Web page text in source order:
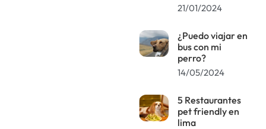
21/01/2024
¿Puedo viajar en
bus con mi
perro?
14/05/2024
5 Restaurantes
pet friendly en
lima